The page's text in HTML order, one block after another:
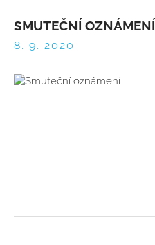
SMUTEČNÍ OZNÁMENÍ
8. 9. 2020